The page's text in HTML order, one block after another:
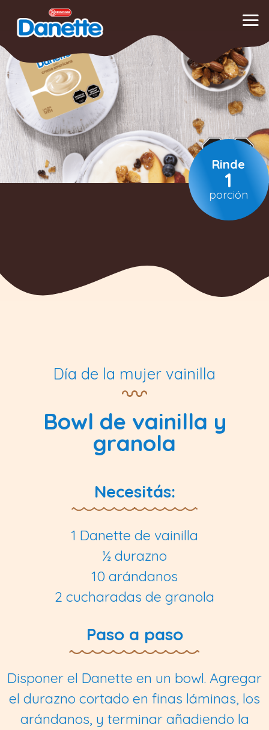
contenido
Rinde
1
porción
Día de la mujer vainilla
Bowl de vainilla y
granola
Necesitás:
1 Danette de vainilla
½ durazno
10 arándanos
2 cucharadas de granola
Paso a paso
Disponer el Danette en un bowl. Agregar
el durazno cortado en finas láminas, los
arándanos, y terminar añadiendo la